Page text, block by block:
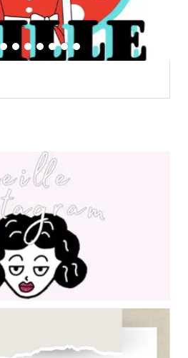
3 4 5 6 7 8 9